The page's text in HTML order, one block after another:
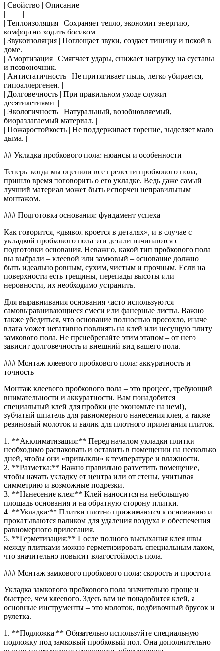
| Свойство | Описание |
|—|—|
| Теплоизоляция | Сохраняет тепло, экономит энергию,
комфортно ходить босиком. |
| Звукоизоляция | Поглощает звуки, создает тишину и покой в
доме. |
| Амортизация | Смягчает удары, снижает нагрузку на суставы
и позвоночник. |
| Антистатичность | Не притягивает пыль, легко убирается,
гипоаллергенен. |
| Долговечность | При правильном уходе служит
десятилетиями. |
| Экологичность | Натуральный, возобновляемый,
биоразлагаемый материал. |
| Пожаростойкость | Не поддерживает горение, выделяет мало
дыма. |
## Укладка пробкового пола: нюансы и особенности
Теперь, когда мы оценили все прелести пробкового пола,
пришло время поговорить о его укладке. Ведь даже самый
лучший материал может быть испорчен неправильным
монтажом.
### Подготовка основания: фундамент успеха
Как говорится, «дьявол кроется в деталях», и в случае с
укладкой пробкового пола эти детали начинаются с
подготовки основания. Неважно, какой тип пробкового пола
вы выбрали – клеевой или замковый – основание должно
быть идеально ровным, сухим, чистым и прочным. Если на
поверхности есть трещины, перепады высоты или
неровности, их необходимо устранить.
Для выравнивания основания часто используются
самовыравнивающиеся смеси или фанерные листы. Важно
также убедиться, что основание полностью просохло, иначе
влага может негативно повлиять на клей или несущую плиту
замкового пола. Не пренебрегайте этим этапом – от него
зависит долговечность и внешний вид вашего пола.
### Монтаж клеевого пробкового пола: аккуратность и
точность
Монтаж клеевого пробкового пола – это процесс, требующий
внимательности и аккуратности. Вам понадобится
специальный клей для пробки (не экономьте на нем!),
зубчатый шпатель для равномерного нанесения клея, а также
резиновый молоток и валик для плотного прилегания плиток.
1. **Акклиматизация:** Перед началом укладки плитки
необходимо распаковать и оставить в помещении на несколько
дней, чтобы они «привыкли» к температуре и влажности.
2. **Разметка:** Важно правильно разметить помещение,
чтобы начать укладку от центра или от стены, учитывая
симметрию и возможные подрезки.
3. **Нанесение клея:** Клей наносится на небольшую
площадь основания и на обратную сторону плитки.
4. **Укладка:** Плитки плотно прижимаются к основанию и
прокатываются валиком для удаления воздуха и обеспечения
равномерного прилегания.
5. **Герметизация:** После полного высыхания клея швы
между плитками можно герметизировать специальным лаком,
что значительно повысит влагостойкость пола.
### Монтаж замкового пробкового пола: скорость и простота
Укладка замкового пробкового пола значительно проще и
быстрее, чем клеевого. Здесь вам не понадобится клей, а
основные инструменты – это молоток, подбивочный брусок и
рулетка.
1. **Подложка:** Обязательно используйте специальную
подложку под замковый пробковый пол. Она дополнительно